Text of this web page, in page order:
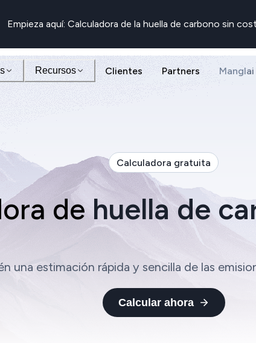
Empieza aquí: Calculadora de la huella de carbono sin
Recursos Clientes Partners Manglai
Calculadora gratuita
dehuella de
una estimación rápida y sencilla de las
Calcular ahora